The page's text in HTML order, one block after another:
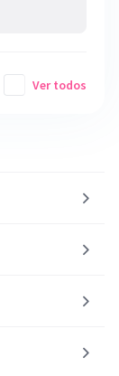
Ver todos